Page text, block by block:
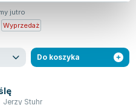
jutro
Wyprzedaż
Do koszyka
Jerzy Stuhr